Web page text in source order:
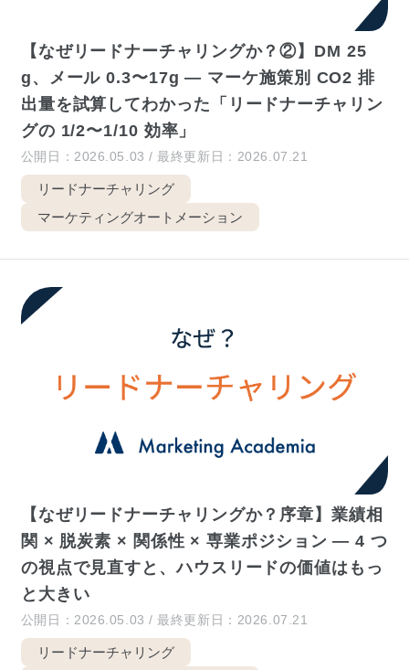
【なぜリードナーチャリングか？②】DM 25
g、メール 0.3〜17g — マーケ施策別 CO2 排
出量を試算してわかった「リードナーチャリン
グの 1/2〜1/10 効率」
公開日：2026.05.03 / 最終更新日：2026.07.21
リードナーチャリング
マーケティングオートメーション
【なぜリードナーチャリングか？序章】業績相
関 × 脱炭素 × 関係性 × 専業ポジション — 4 つ
の視点で見直すと、ハウスリードの価値はもっ
と大きい
公開日：2026.05.03 / 最終更新日：2026.07.21
リードナーチャリング